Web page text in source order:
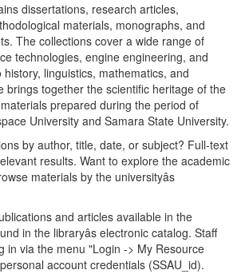
dissertations, research articles,
materials, monographs, and
The collections cover a wide range of
technologies, engine engineering, and
linguistics, mathematics, and
brings together the scientific heritage of the
prepared during the period of
University and Samara State University.
by author, title, date, or subject? Full-text
results. Want to explore the academic
materials by the universityâs
and articles available in the
in the libraryâs electronic catalog. Staff
in via the menu "Login -> My Resource
account credentials (SSAU_id).